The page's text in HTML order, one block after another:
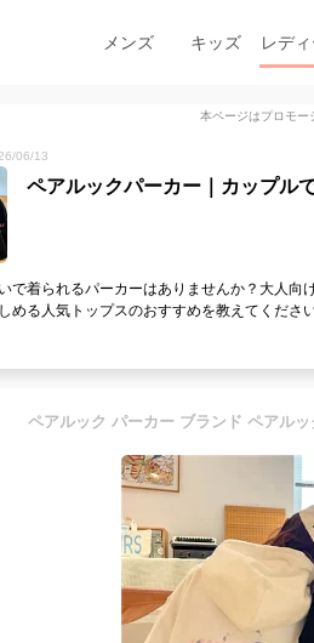
メンズ キッズ レデ
本ページはプロモー
06/13
ペアルックパーカー｜カップル
で着られるパーカーはありませんか？大人
める人気トップスのおすすめを教えてくださ